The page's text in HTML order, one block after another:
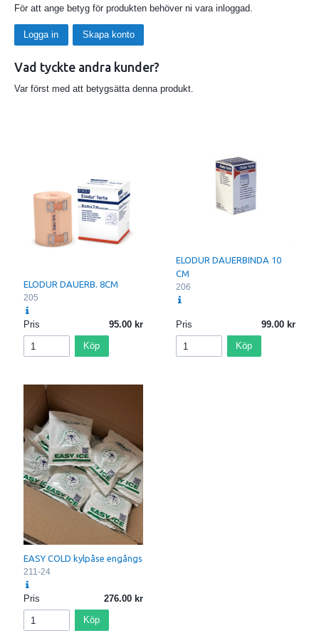
För att ange betyg för produkten behöver ni vara inloggad.
Logga in Skapa konto
Vad tyckte andra kunder?
Var först med att betygsätta denna produkt.
ELODUR DAUERB. 8CM
205
Pris 95.00
Köp
ELODUR DAUERBINDA 10
CM
206
Pris 99.00
Köp
EASY COLD kylpåse engångs
211-24
Pris 276.00
Köp